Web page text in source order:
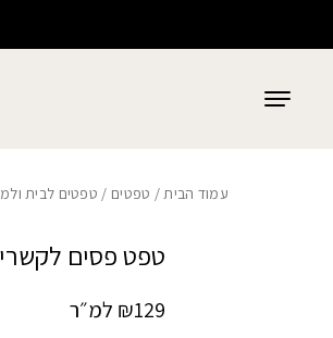
עמוד הבית/ טפטים / טפטים לבית
טפט פסים לקשרי 8
₪129 למ״ר